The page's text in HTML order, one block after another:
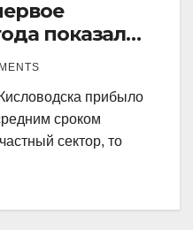
показал
процент.
прибыло
сроком
сектор, то